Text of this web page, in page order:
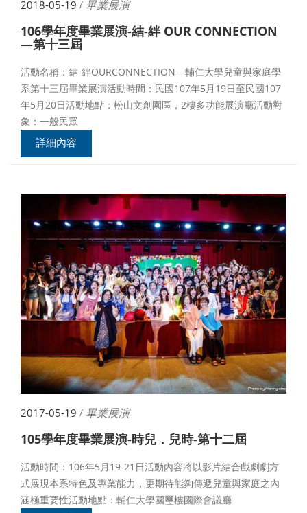
2018-05-19 / 畢業展演
106學年度畢業展演-結-絆 OUR CONNECTION
—第十三屆
活動名稱：結-絆OURCONNECTION—輔仁大學兒童與家庭學
系第十三屆畢業展演活動時間：民國107年5月19日至民國107
年5月20日活動地點：松山文創園區，2樓多功能展演廳活動對
象：一般民眾
詳細內容
2017-05-19 / 畢業展演
105學年度畢業展演-時兒．兒時-第十二屆
活動時間：106年5月19-21日活動內容將以影片結合戲劇劇方
式展現本系特色及專業能力，更期待能夠傳遞兒童與家庭之內
涵極重要性活動地點：輔仁大學國璽樓國際會議廳